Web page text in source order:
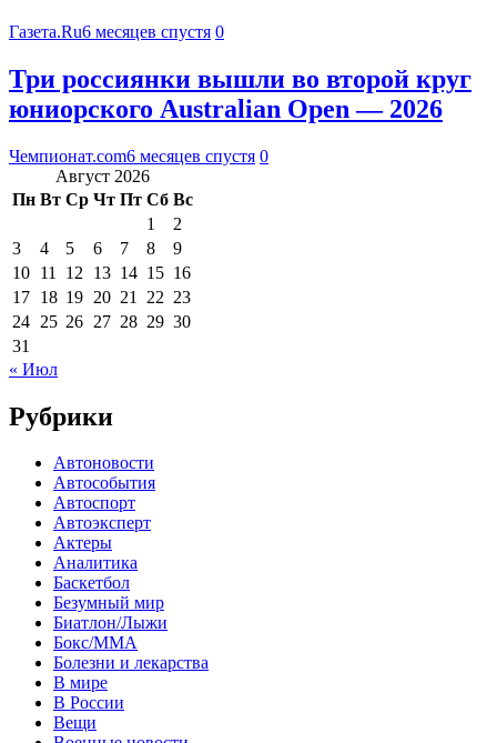
Газета.Ru6 месяцев спустя 0
Три россиянки вышли во второй круг
юниорского Australian Open — 2026
Чемпионат.com6 месяцев спустя 0
Август 2026
Пн Вт Ср Чт Пт Сб Вс
1
2
3
4 5 6 7 8
9
10 11 12 13 14 15 16
17 18 19 20 21 22 23
24 25 26 27 28 29 30
31
« Июл
Рубрики
Автоновости
Автособытия
Автоспорт
Автоэксперт
Актеры
Аналитика
Баскетбол
Безумный мир
Биатлон/Лыжи
Бокс/MMA
Болезни и лекарства
В мире
В России
Вещи